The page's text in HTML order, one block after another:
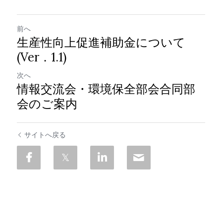
前へ
生産性向上促進補助金について
(Ver．1.1)
次へ
情報交流会・環境保全部会合同部
会のご案内
サイトへ戻る